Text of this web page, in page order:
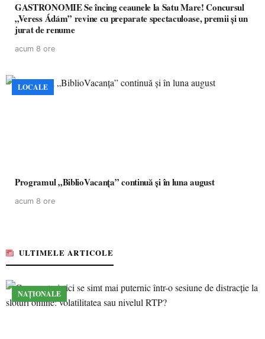
GASTRONOMIE Se încing ceaunele la Satu Mare! Concursul
„Veress Ádám” revine cu preparate spectaculoase, premii și un
jurat de renume
acum 8 ore
LOCALE
Programul „BiblioVacanța” continuă și în luna august
acum 8 ore
ULTIMELE ARTICOLE
NAȚIONALE